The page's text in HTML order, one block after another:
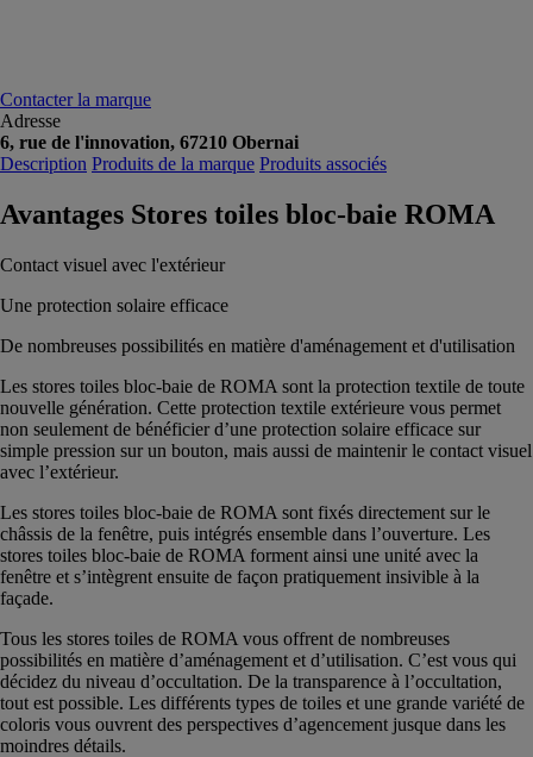
Contacter la marque
Adresse
6, rue de l'innovation, 67210 Obernai
Description Produits de la marque Produits associés
Avantages Stores toiles bloc-baie ROMA
Contact visuel avec l'extérieur
Une protection solaire efficace
De nombreuses possibilités en matière d'aménagement et d'utilisation
Les stores toiles bloc-baie de ROMA sont la protection textile de toute
nouvelle génération. Cette protection textile extérieure vous permet
non seulement de bénéficier d’une protection solaire efficace sur
simple pression sur un bouton, mais aussi de maintenir le contact visuel
avec l’extérieur.
Les stores toiles bloc-baie de ROMA sont fixés directement sur le
châssis de la fenêtre, puis intégrés ensemble dans l’ouverture. Les
stores toiles bloc-baie de ROMA forment ainsi une unité avec la
fenêtre et s’intègrent ensuite de façon pratiquement insivible à la
façade.
Tous les stores toiles de ROMA vous offrent de nombreuses
possibilités en matière d’aménagement et d’utilisation. C’est vous qui
décidez du niveau d’occultation. De la transparence à l’occultation,
tout est possible. Les différents types de toiles et une grande variété de
coloris vous ouvrent des perspectives d’agencement jusque dans les
moindres détails.